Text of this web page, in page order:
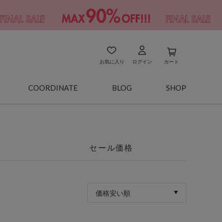
お気に入り ログイン カート
COORDINATE BLOG SHOP
セール価格
価格安い順